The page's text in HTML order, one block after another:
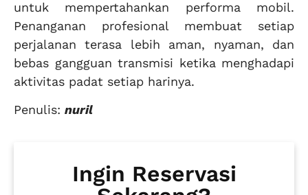
untuk mempertahankan performa mobil.
Penanganan profesional membuat setiap
perjalanan terasa lebih aman, nyaman, dan
bebas gangguan transmisi ketika menghadapi
aktivitas padat setiap harinya.
Penulis: nuril
Ingin Reservasi